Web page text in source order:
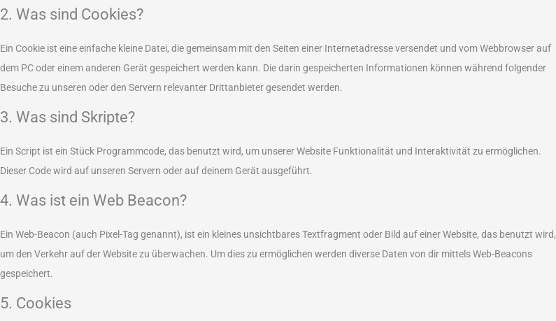
2. Was sind Cookies?
Ein Cookie ist eine einfache kleine Datei, die gemeinsam mit den Seiten einer Internetadresse versendet und vom Webbrowser auf
dem PC oder einem anderen Gerät gespeichert werden kann. Die darin gespeicherten Informationen können während folgender
Besuche zu unseren oder den Servern relevanter Drittanbieter gesendet werden.
3. Was sind Skripte?
Ein Script ist ein Stück Programmcode, das benutzt wird, um unserer Website Funktionalität und Interaktivität zu ermöglichen.
Dieser Code wird auf unseren Servern oder auf deinem Gerät ausgeführt.
4. Was ist ein Web Beacon?
Ein Web-Beacon (auch Pixel-Tag genannt), ist ein kleines unsichtbares Textfragment oder Bild auf einer Website, das benutzt wird,
um den Verkehr auf der Website zu überwachen. Um dies zu ermöglichen werden diverse Daten von dir mittels Web-Beacons
gespeichert.
5. Cookies